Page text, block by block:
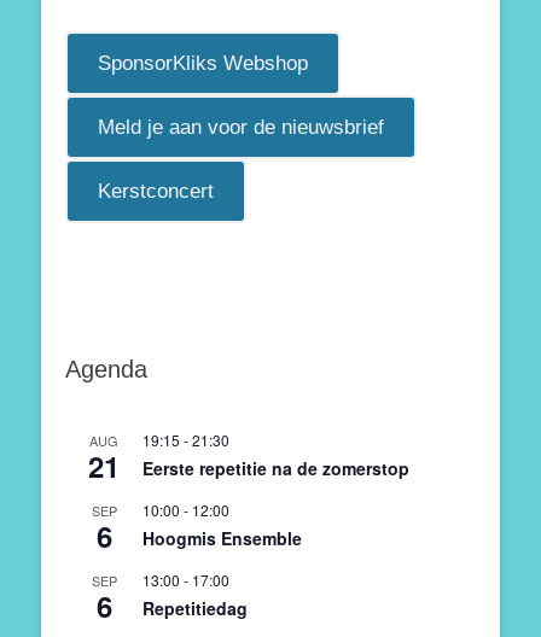
SponsorKliks Webshop
Meld je aan voor de nieuwsbrief
Kerstconcert
Agenda
AUG
21
19:15 -21:30
Eerste repetitie na de zomerstop
SEP
6
10:00 - 12:00
Hoogmis Ensemble
SEP
6
13:00 - 17:00
Repetitiedag